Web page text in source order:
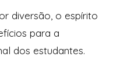
diversão, o espírito
para a
dos estudantes.